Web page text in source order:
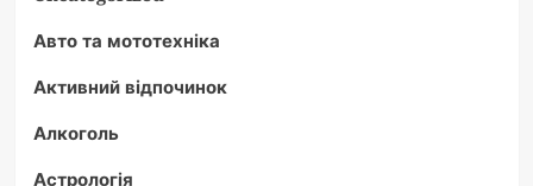
Авто та мототехніка
Активний відпочинок
Алкоголь
Астрологія